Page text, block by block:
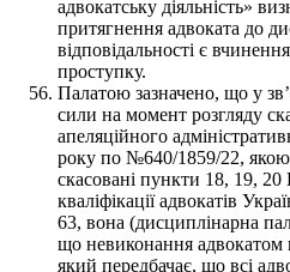
адвокатську діяльність»
притягнення адвоката до
відповідальності є
проступку.
Палатою зазначено, що у
сили на момент розгляду
апеляційного
року по №640/1859/22,
скасовані пункти 18, 19,
кваліфікації адвокатів
63, вона (дисциплінарна
що невиконання
який передбачає, що всі